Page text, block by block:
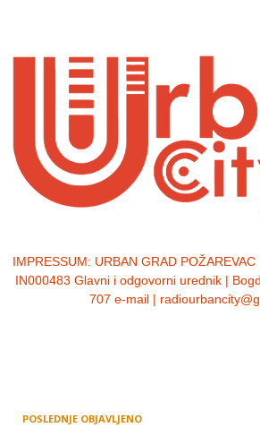
IMPRESSUM: URBAN GRAD
IN000483 Glavni i odgovorni urednik |
707 e-mail |
POSLEDNJE OBJAVLJENO